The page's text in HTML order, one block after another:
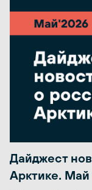
Дайджест
Арктике. Май